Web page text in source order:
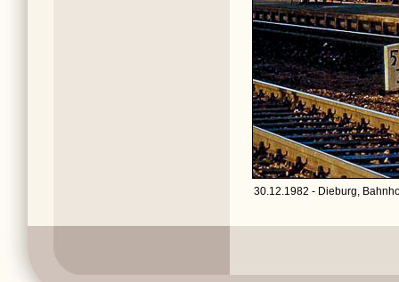
30.12.1982 - Dieburg,